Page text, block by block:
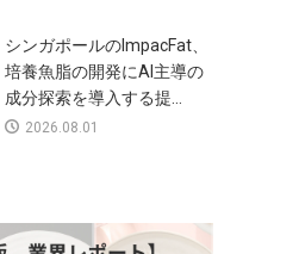
シンガポールのImpacFat、
培養魚脂の開発にAI主導の
成分探索を導入する提...
2026.08.01